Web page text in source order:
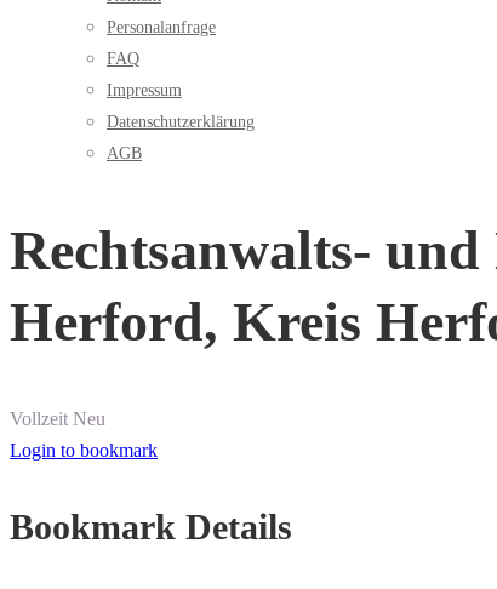
Personalanfrage
FAQ
Impressum
Datenschutzerklärung
AGB
Rechtsanwalts-
Herford, Kreis
Vollzeit Neu
Login to bookmark
Bookmark Details